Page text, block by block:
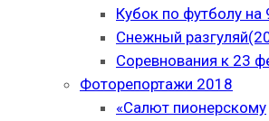
Кубок по футболу на
Снежный
Соревнования к 23
Фоторепортажи 2018
«Салют пионерскому